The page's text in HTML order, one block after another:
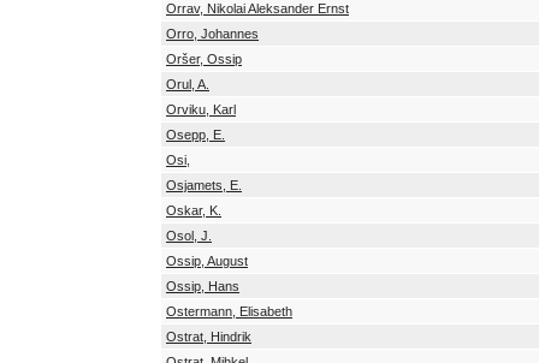
Orrav, Nikolai Aleksander Ernst
Orro, Johannes
Oršer, Ossip
Orul, A.
Orviku, Karl
Osepp, E.
Osi,
Osjamets, E.
Oskar, K.
Osol, J.
Ossip, August
Ossip, Hans
Ostermann, Elisabeth
Ostrat, Hindrik